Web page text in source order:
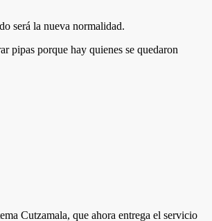
será la nueva normalidad.
pipas porque hay quienes se quedaron
Cutzamala, que ahora entrega el servicio